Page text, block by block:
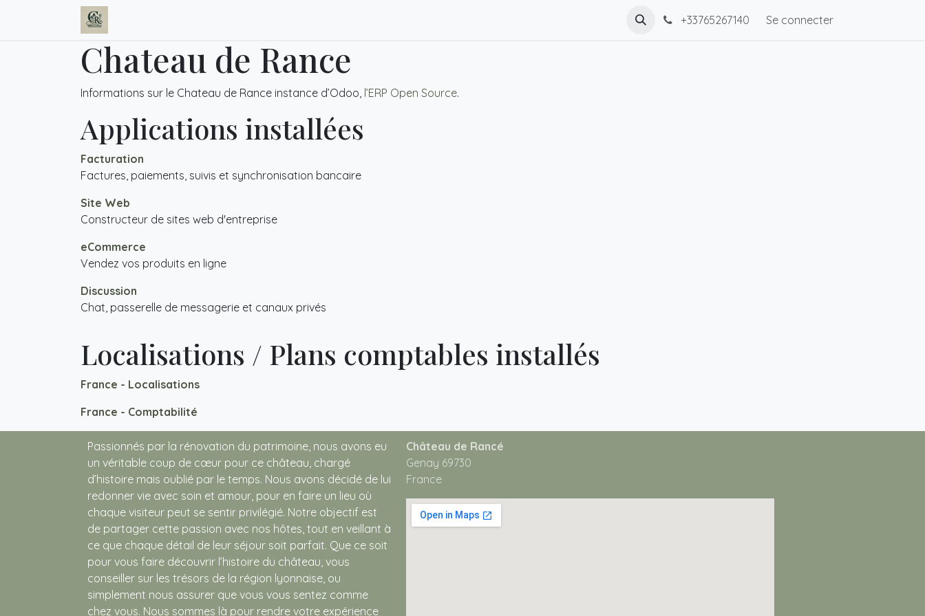
Se rendre au contenu
+33765267140 Se connecter
Chateau de Rance
Informations sur le Chateau de Rance instance d’Odoo, l’ERP Open Source.
Applications installées
Facturation
Factures, paiements, suivis et synchronisation bancaire
Site Web
Constructeur de sites web d'entreprise
eCommerce
Vendez vos produits en ligne
Discussion
Chat, passerelle de messagerie et canaux privés
Localisations / Plans comptables installés
France - Localisations
France - Comptabilité
Passionnés par la rénovation du patrimoine, nous avons eu
un véritable coup de cœur pour ce château, chargé
d’histoire mais oublié par le temps. Nous avons décidé de lui
redonner vie avec soin et amour, pour en faire un lieu où
chaque visiteur peut se sentir privilégié. Notre objectif est
de partager cette passion avec nos hôtes, tout en veillant à
ce que chaque détail de leur séjour soit parfait. Que ce soit
pour vous faire découvrir l’histoire du château, vous
conseiller sur les trésors de la région lyonnaise, ou
simplement nous assurer que vous vous sentez comme
chez vous. Nous sommes là pour rendre votre expérience
Château de Rancé
Genay 69730
France